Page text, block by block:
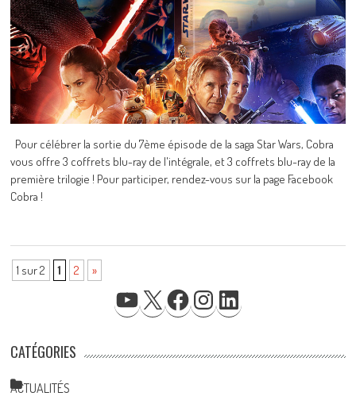
Pour célébrer la sortie du 7ème épisode de la saga Star Wars, Cobra
vous offre 3 coffrets blu-ray de l'intégrale, et 3 coffrets blu-ray de la
première trilogie ! Pour participer, rendez-vous sur la page Facebook
Cobra !
1 sur 2 1 2 »
YOUTUBE FACEBOOKINSTAGRAM
CATÉGORIES
ACTUALITÉS